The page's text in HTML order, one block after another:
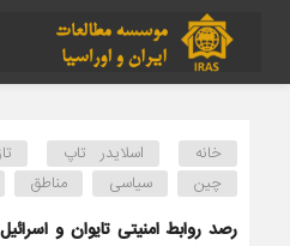
خانه اسلایدر تاپ
چین
سیاسی مناطق
رصد روابط امنیتی تایوان و